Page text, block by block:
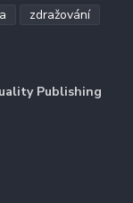
zdražování
Publishing